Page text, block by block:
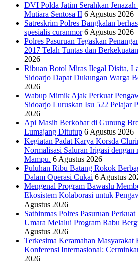
DVI Polda Jatim Serahkan
Mutiara Sentosa II 6 Agustus 2026
Satreskrim Polres Bangkalan
spesialis curanmor 6 Agustus 2026
Polres Pasuruan Tegaskan
2017 Telah Tuntas dan
2026
Ribuan Botol Miras Ilegal Disita,
Sidoarjo Dapat Dukungan Warga
2026
Wabup Mimik Ajak Perkuat
Sidoarjo Luruskan Isu 522 Pelajar
2026
Api Masih Berkobar di Gunung
Lumajang Ditutup 6 Agustus 2026
Kegiatan Padat Karya Korsda
Normalisasi Saluran Irigasi
Mampu. 6 Agustus 2026
Puluhan Ribu Batang Rokok
Dalam Operasi Cukai 6 Agustus
Mengenal Program Bawaslu
Ekosistem Kolaborasi untuk
Agustus 2026
Satbinmas Polres Pasuruan
Umara Melalui Program Rabu
Agustus 2026
Terkesima Keramahan Masyarakat
Konferensi Internasional:
2026